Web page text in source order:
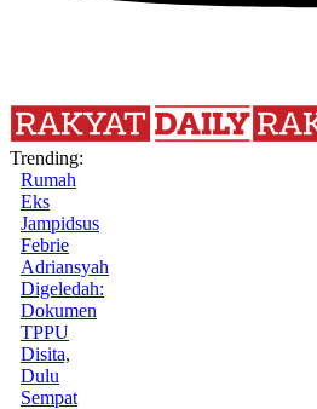
Trending:
Rumah
Eks
Jampidsus
Febrie
Adriansyah
Digeledah:
Dokumen
TPPU
Disita,
Dulu
Sempat